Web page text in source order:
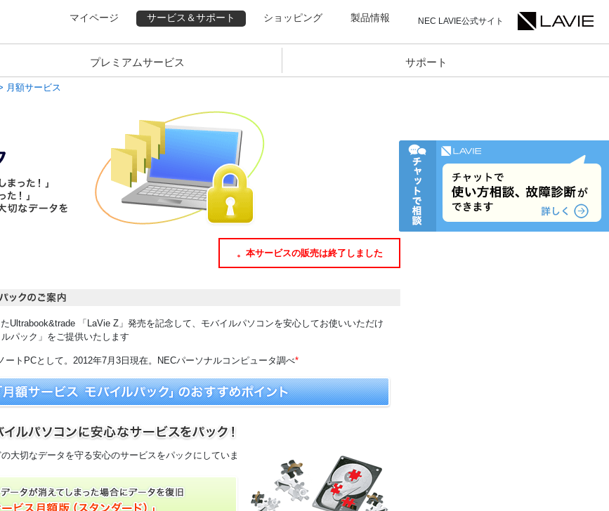
NEC LAVIE公式サイト
製品情報
ショッピング
サービス＆サポート
マイページ
サポート
プレミアムサービス
月額サービス
本サービスの販売は終了しました。
Ultrabook&trade 「LaVie Z」発売を記念して、モバイルパソコンを安心してお使いいただけ
ック」をご提供いたします。
*1
ートPCとして。2012年7月3日現在。NECパーソナルコンピュータ調べ。
大切なデータを守る安心のサービスをパックにしていま